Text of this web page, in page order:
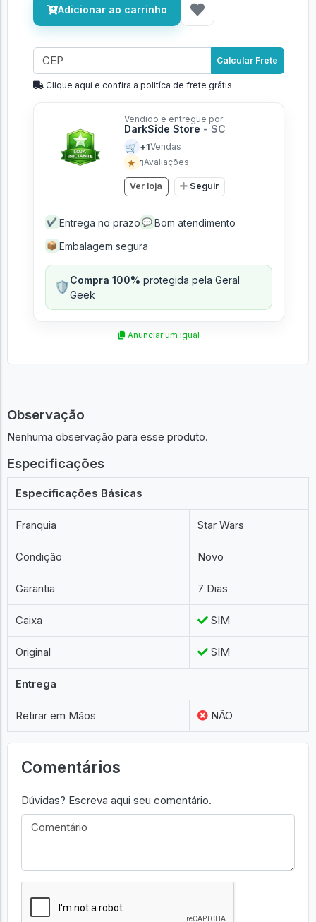
Adicionar ao carrinho
Calcular Frete
Clique aqui e confira a politíca de frete grátis
Vendido e entregue por
DarkSide Store - SC
🛒 +1Vendas
★ 1Avaliações
Ver loja Seguir
✔ Entrega no prazo 💬 Bom atendimento
📦 Embalagem segura
🛡️Compra 100% protegida pela Geral
Geek
Anunciar um igual
Observação
Nenhuma observação para esse produto.
Especificações
Especificações Básicas
Franquia Star Wars
Condição Novo
Garantia 7 Dias
Caixa SIM
Original SIM
Entrega
Retirar em Mãos NÃO
Comentários
Dúvidas? Escreva aqui seu comentário.